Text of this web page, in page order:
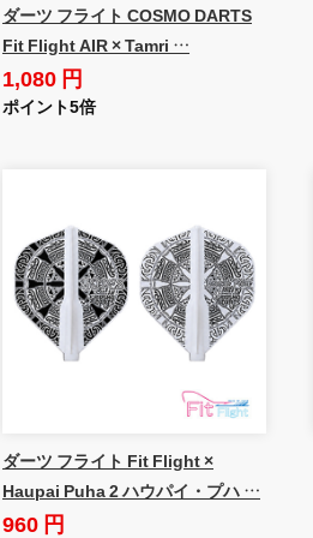
ダーツ フライト COSMO DARTS
Fit Flight AIR × Tamri …
1,080 円
ポイント5倍
ダーツ フライト Fit Flight ×
Haupai Puha 2 ハウパイ・プハ …
960 円